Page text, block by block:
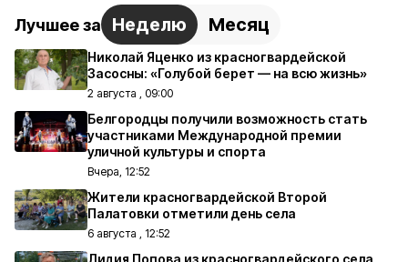
Лучшее за Неделю Месяц
Николай Яценко из красногвардейской
Засосны: «Голубой берет — на всю жизнь»
2 августа , 09:00
Белгородцы получили возможность стать
участниками Международной премии
уличной культуры и спорта
Вчера, 12:52
Жители красногвардейской Второй
Палатовки отметили день села
6 августа , 12:52
Лидия Попова из красногвардейского села